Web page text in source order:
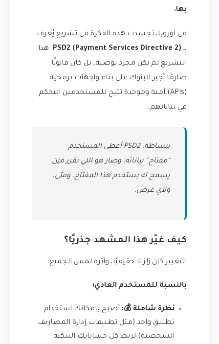
بها.
في أوروبا، تجسدت هذه الفكرة في تشريع يُعرف
بـ PSD2 (Payment Services Directive 2). هذا
التشريع لم يكن مجرد توصية، بل كان قانونًا
صارمًا أجبر البنوك على بناء واجهات برمجية
(APIs) آمنة وموحدة تتيح للمستخدمين التحكم
في بياناتهم.
ببساطة، PSD2 أعطى المستخدم
“مفتاح” بياناته، وصار هو اللي بقرر مين
يسمح له يستخدم هذا المفتاح، ومتى،
ولأي غرض.
كيف غيّر هذا المشهد جذريًا؟
التغيير كان زلزالا حقيقيًا، وأثره لمس الجميع:
بالنسبة للمستخدم العادي:
نظرة شاملة 💰: أصبح بإمكانك استخدام
تطبيق واحد (مثل تطبيقات إدارة المصاريف
الشخصية) لربط كل حساباتك البنكية